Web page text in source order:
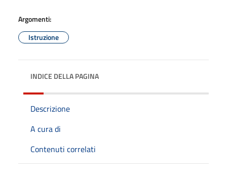
Argomenti:
Istruzione
INDICE DELLA PAGINA
Descrizione
A cura di
Contenuti correlati